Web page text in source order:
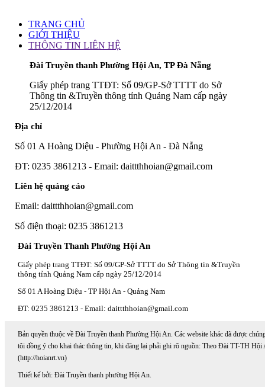
TRANG CHỦ
GIỚI THIỆU
THÔNG TIN LIÊN HỆ
Đài Truyền thanh Phường Hội An, TP Đà Nẵng
Giấy phép trang TTĐT: Số 09/GP-Sở TTTT do Sở
Thông tin &Truyền thông tỉnh Quảng Nam cấp ngày
25/12/2014
Địa chỉ
Số 01 A Hoàng Diệu - Phường Hội An - Đà Nẵng
ĐT: 0235 3861213 - Email: daittthhoian@gmail.com
Liên hệ quảng cáo
Email: daittthhoian@gmail.com
Số điện thoại: 0235 3861213
Đài Truyền Thanh Phường Hội An
Giấy phép trang TTĐT: Số 09/GP-Sở TTTT do Sở Thông tin &Truyền
thông tỉnh Quảng Nam cấp ngày 25/12/2014
Số 01 A Hoàng Diệu - TP Hội An - Quảng Nam
ĐT: 0235 3861213 - Email: daittthhoian@gmail.com
Bản quyền thuộc về Đài Truyền thanh Phường Hội An. Các website khác đã được
tôi đồng ý cho khai thác thông tin, khi đăng lại phải ghi rõ nguồn: Theo Đài TT-TH Hội
(http://hoianrt.vn)
Thiết kế bởi: Đài Truyền thanh phường Hội An.